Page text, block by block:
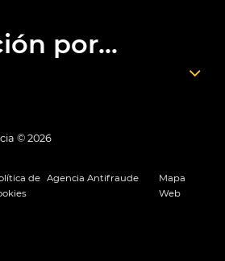
por...
© 2026
de Agencia Antifraude
Mapa
Web